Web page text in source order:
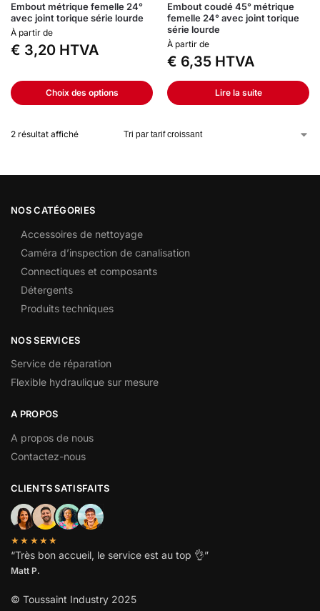
Embout métrique femelle 24°
avec joint torique série lourde
À partir de
€ 3,20 HTVA
Choix des options
Embout coudé 45° métrique
femelle 24° avec joint torique
série lourde
À partir de
€ 6,35 HTVA
Lire la suite
2 résultat affiché
NOS CATÉGORIES
Accessoires de nettoyage
Caméra d’inspection de canalisation
Connectiques et composants
Détergents
Produits techniques
NOS SERVICES
Service de réparation
Flexible hydraulique sur mesure
A PROPOS
A propos de nous
Contactez-nous
CLIENTS SATISFAITS
★★★★★
“Très bon accueil, le service est au top 👌”
Matt P.
© Toussaint Industry 2025